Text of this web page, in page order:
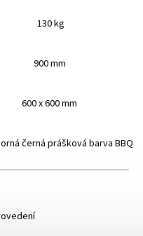
130 kg
900 mm
600 x 600 mm
černá prášková barva BBQ